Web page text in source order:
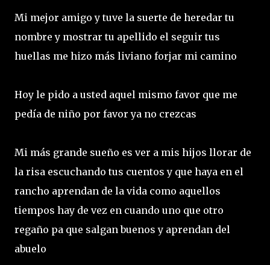
Mi mejor amigo y tuve la suerte de heredar tu
nombre y mostrar tu apellido el seguir tus
huellas me hizo más liviano forjar mi camino
Hoy le pido a usted aquel mismo favor que me
pedía de niño por favor ya no crezcas
Mi más grande sueño es ver a mis hijos llorar de
la risa escuchando tus cuentos y que haya en el
rancho aprendan de la vida como aquellos
tiempos hay de vez en cuando uno que otro
regaño pa que salgan buenos y aprendan del
abuelo